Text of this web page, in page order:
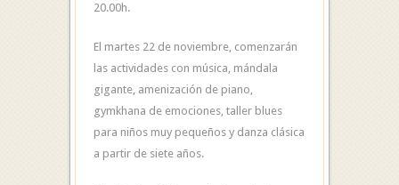
20.00h.
El martes 22 de noviembre, comenzarán
las actividades con música, mándala
gigante, amenización de piano,
gymkhana de emociones, taller blues
para niños muy pequeños y danza clásica
a partir de siete años.